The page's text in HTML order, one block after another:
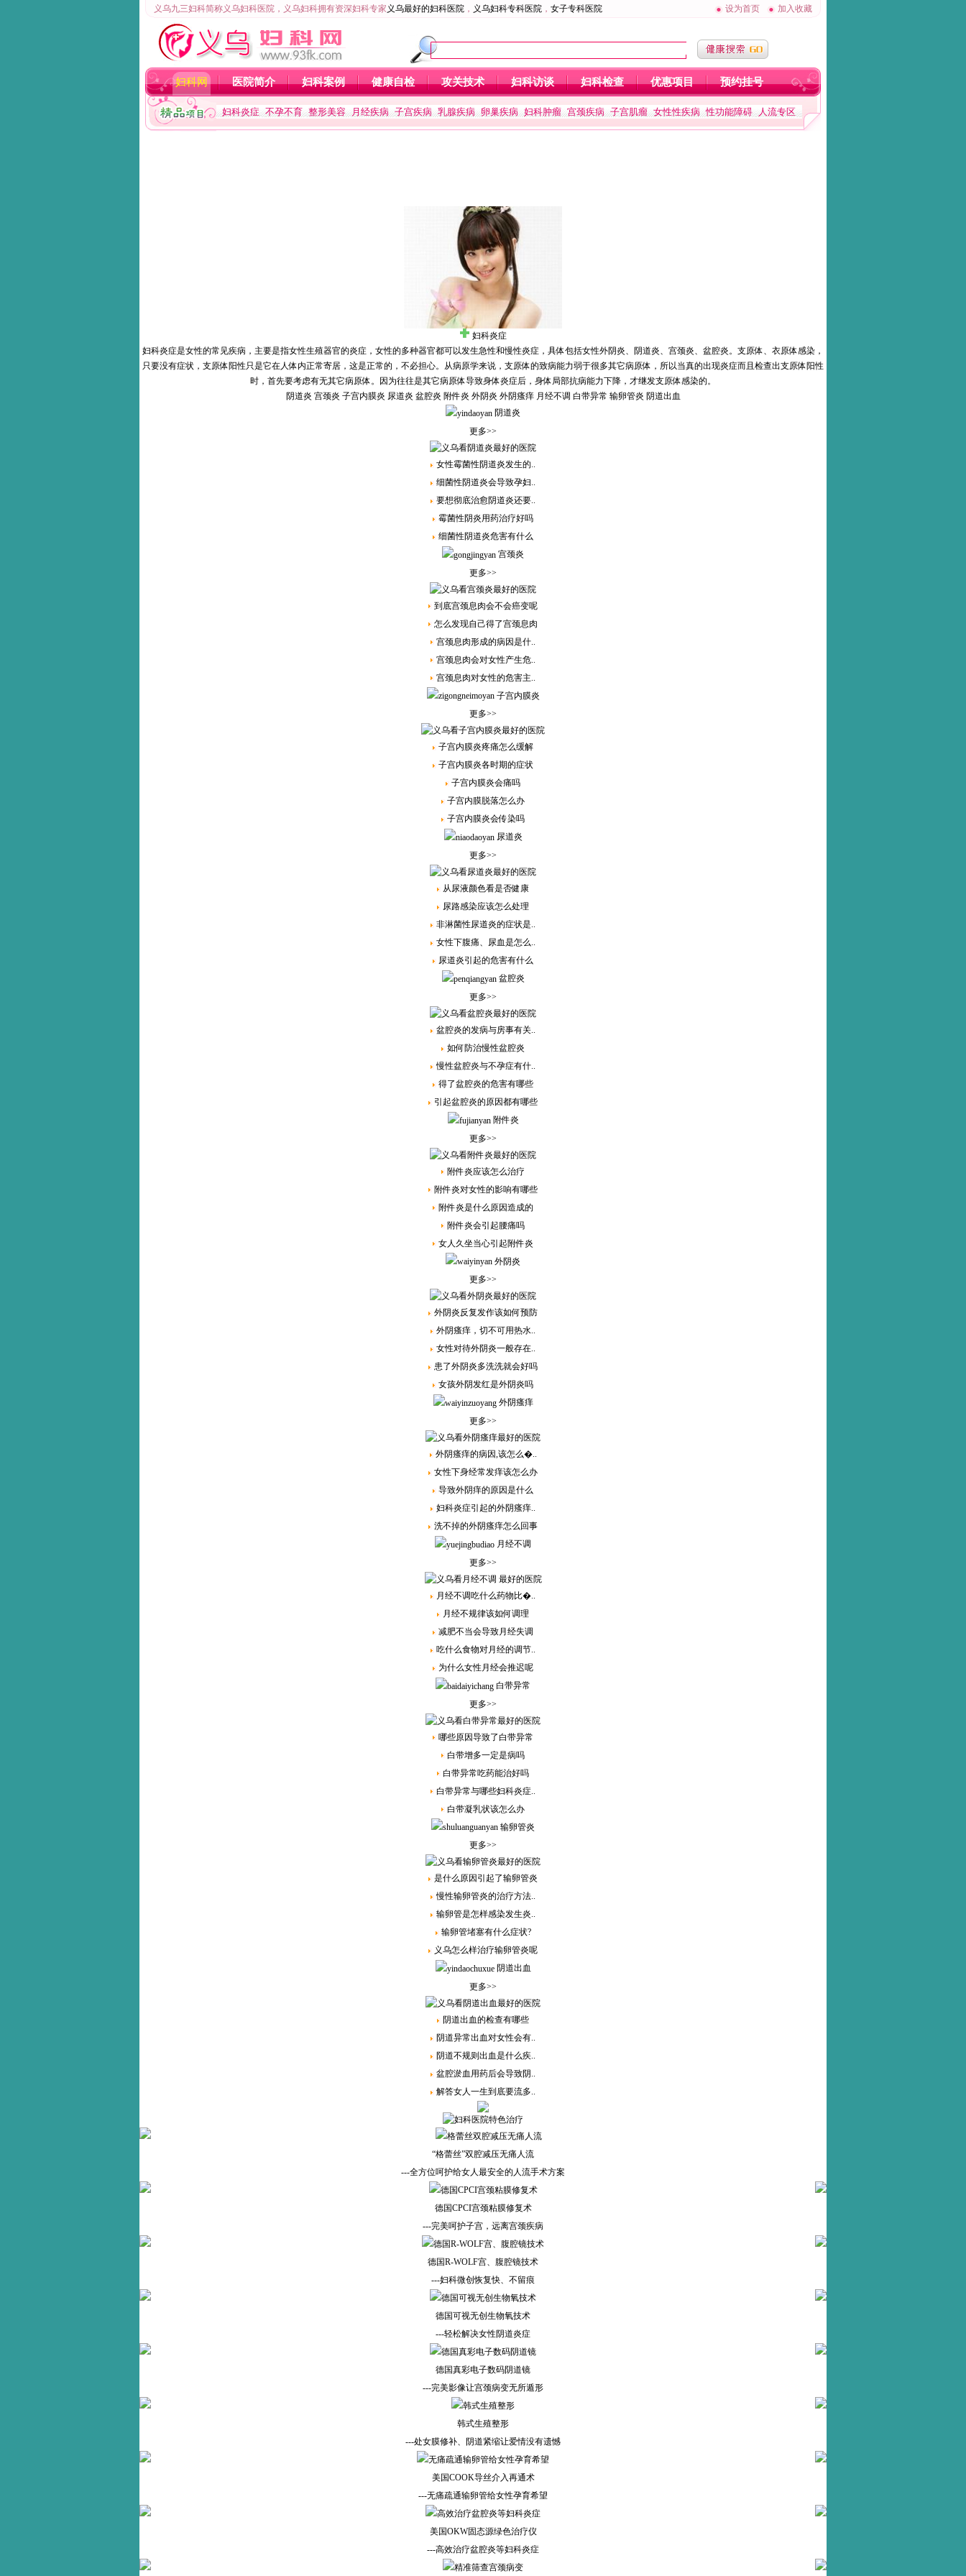
义乌九三妇科简称义乌妇科医院，义乌妇科拥有资深妇科专家 义乌最好的妇科医院 ， 义乌妇科专科医院 ， 女子专科医院 加入收藏
设为首页
妇科网 医院简介 妇科案例 健康自检 攻关技术 妇科访谈 妇科检查 优惠项目 预约挂号
妇科炎症 不孕不育 整形美容 月经疾病 子宫疾病 乳腺疾病 卵巢疾病 妇科肿瘤 宫颈疾病 子宫肌瘤 女性性疾病 性功能障碍 人流专区
妇科炎症
妇科炎症是女性的常见疾病，主要是指女性生殖器官的炎症，女性的多种器官都可以发生急性和慢性炎症，具体包括女性外阴炎、阴道炎、宫颈炎、盆腔炎。支原体、衣原体感染，
只要没有症状，支原体阳性只是它在人体内正常寄居，这是正常的，不必担心。从病原学来说，支原体的致病能力弱于很多其它病原体，所以当真的出现炎症而且检查出支原体阳性
时，首先要考虑有无其它病原体。因为往往是其它病原体导致身体炎症后，身体局部抗病能力下降，才继发支原体感染的。
阴道炎 宫颈炎 子宫内膜炎 尿道炎 盆腔炎 附件炎 外阴炎 外阴瘙痒 月经不调 白带异常 输卵管炎 阴道出血
阴道炎
更多>>
女性霉菌性阴道炎发生的..
细菌性阴道炎会导致孕妇..
要想彻底治愈阴道炎还要..
霉菌性阴炎用药治疗好吗
细菌性阴道炎危害有什么
宫颈炎
更多>>
到底宫颈息肉会不会癌变呢
怎么发现自己得了宫颈息肉
宫颈息肉形成的病因是什..
宫颈息肉会对女性产生危..
宫颈息肉对女性的危害主..
子宫内膜炎
更多>>
子宫内膜炎疼痛怎么缓解
子宫内膜炎各时期的症状
子宫内膜炎会痛吗
子宫内膜脱落怎么办
子宫内膜炎会传染吗
尿道炎
更多>>
从尿液颜色看是否健康
尿路感染应该怎么处理
非淋菌性尿道炎的症状是..
女性下腹痛、尿血是怎么..
尿道炎引起的危害有什么
盆腔炎
更多>>
盆腔炎的发病与房事有关..
如何防治慢性盆腔炎
慢性盆腔炎与不孕症有什..
得了盆腔炎的危害有哪些
引起盆腔炎的原因都有哪些
附件炎
更多>>
附件炎应该怎么治疗
附件炎对女性的影响有哪些
附件炎是什么原因造成的
附件炎会引起腰痛吗
女人久坐当心引起附件炎
外阴炎
更多>>
外阴炎反复发作该如何预防
外阴瘙痒，切不可用热水..
女性对待外阴炎一般存在..
患了外阴炎多洗洗就会好吗
女孩外阴发红是外阴炎吗
外阴瘙痒
更多>>
外阴瘙痒的病因,该怎么�..
女性下身经常发痒该怎么办
导致外阴痒的原因是什么
妇科炎症引起的外阴瘙痒..
洗不掉的外阴瘙痒怎么回事
月经不调
更多>>
月经不调吃什么药物比�..
月经不规律该如何调理
减肥不当会导致月经失调
吃什么食物对月经的调节..
为什么女性月经会推迟呢
白带异常
更多>>
哪些原因导致了白带异常
白带增多一定是病吗
白带异常吃药能治好吗
白带异常与哪些妇科炎症..
白带凝乳状该怎么办
输卵管炎
更多>>
是什么原因引起了输卵管炎
慢性输卵管炎的治疗方法..
输卵管是怎样感染发生炎..
输卵管堵塞有什么症状?
义乌怎么样治疗输卵管炎呢
阴道出血
更多>>
阴道出血的检查有哪些
阴道异常出血对女性会有..
阴道不规则出血是什么疾..
盆腔淤血用药后会导致阴..
解答女人一生到底要流多..
“格蕾丝”双腔减压无痛人流
---全方位呵护给女人最安全的人流手术方案
德国CPCI宫颈粘膜修复术
---完美呵护子宫，远离宫颈疾病
德国R-WOLF宫、腹腔镜技术
---妇科微创恢复快、不留痕
德国可视无创生物氧技术
---轻松解决女性阴道炎症
德国真彩电子数码阴道镜
---完美影像让宫颈病变无所遁形
韩式生殖整形
---处女膜修补、阴道紧缩让爱情没有遗憾
美国COOK导丝介入再通术
---无痛疏通输卵管给女性孕育希望
美国OKW固态源绿色治疗仪
---高效治疗盆腔炎等妇科炎症